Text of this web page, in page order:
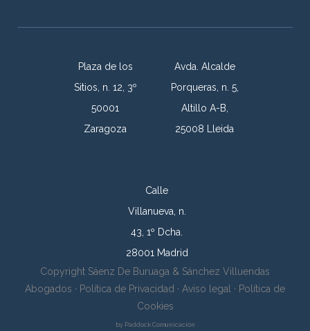
Plaza de los
Sitios, n. 12, 3º
50001
Zaragoza
Avda. Alcalde
Porqueras, n. 5,
Altillo A-B,
25008 Lleida
Calle
Villanueva, n.
43, 1º Dcha.
28001 Madrid
Copyright Sáenz De Buruaga & Sánchez Villuendas
Abogados · Política de Privacidad · Aviso legal · Política de
Cookies
by Paddock Comunicación